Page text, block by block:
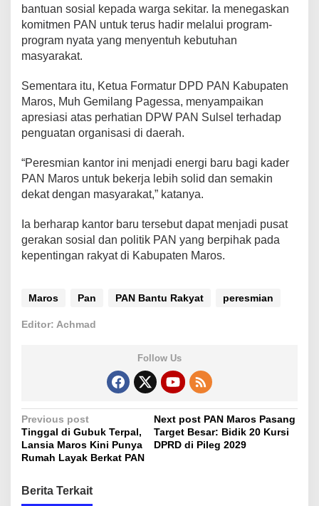
a
m
S
o
a
bantuan sosial kepada warga sekitar. Ia menegaskan
komitmen PAN untuk terus hadir melalui program-
program nyata yang menyentuh kebutuhan
masyarakat.
Sementara itu, Ketua Formatur DPD PAN Kabupaten
Maros, Muh Gemilang Pagessa, menyampaikan
apresiasi atas perhatian DPW PAN Sulsel terhadap
penguatan organisasi di daerah.
“Peresmian kantor ini menjadi energi baru bagi kader
PAN Maros untuk bekerja lebih solid dan semakin
dekat dengan masyarakat,” katanya.
Ia berharap kantor baru tersebut dapat menjadi pusat
gerakan sosial dan politik PAN yang berpihak pada
kepentingan rakyat di Kabupaten Maros.
Maros Pan PAN Bantu Rakyat peresmian
Editor: Achmad
Follow Us
P
o
s
t
Previous post
Tinggal di Gubuk Terpal,
Lansia Maros Kini Punya
Rumah Layak Berkat PAN
Next post PAN Maros Pasang
Target Besar: Bidik 20 Kursi
DPRD di Pileg 2029
Berita Terkait